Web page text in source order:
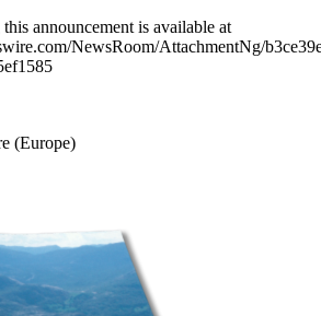
announcement is available at
NewsRoom/AttachmentNg/
(Europe)